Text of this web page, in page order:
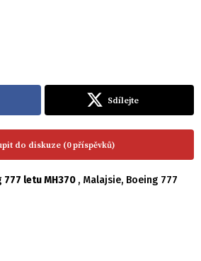
Sdílejte
do diskuze (0 příspěvků)
letu MH370 , Malajsie, Boeing 777